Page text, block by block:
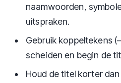
naamwoorden,
uitspraken.
Gebruik koppeltekens
scheiden en begin de
Houd de titel korter